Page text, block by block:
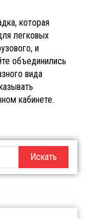
которая
легковых
и
объединились
вида
кабинете.
Искать